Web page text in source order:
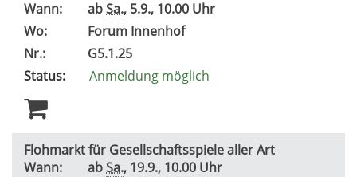
Wann:
abSa., 5.9., 10.00 Uhr
Wo:
Forum Innenhof
Nr.:
G5.1.25
Status:
Anmeldung möglich
Flohmarkt für Gesellschaftsspiele aller Art
Wann:
abSa., 19.9., 10.00 Uhr